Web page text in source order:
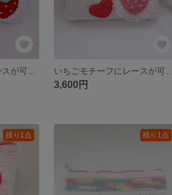
3,600円
残り1点 残り1点